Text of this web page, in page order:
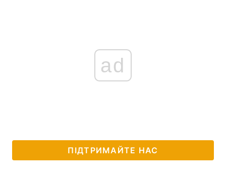
ad
ПІДТРИМАЙТЕ НАС